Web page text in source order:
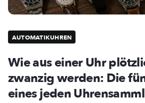
AUTOMATIKUHREN
Wie aus einer Uhr
zwanzig werden: Die
eines jeden